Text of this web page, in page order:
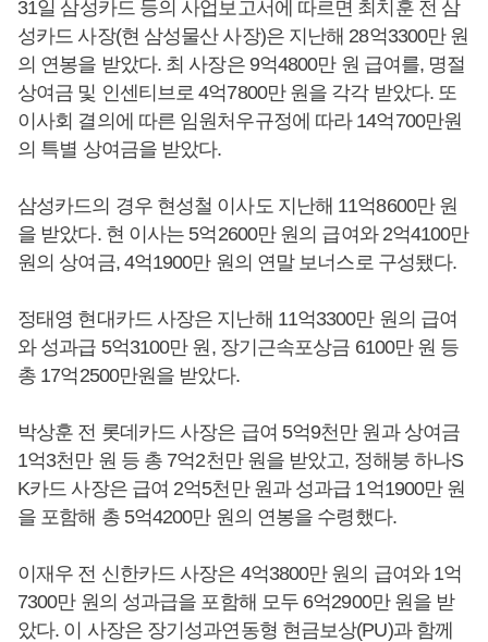
31일 삼성카드 등의 사업보고서에 따르면 최치훈 전 삼
성카드 사장(현 삼성물산 사장)은 지난해 28억3300만 원
의 연봉을 받았다. 최 사장은 9억4800만 원 급여를, 명절
상여금 및 인센티브로 4억7800만 원을 각각 받았다. 또
이사회 결의에 따른 임원처우규정에 따라 14억700만원
의 특별 상여금을 받았다.
삼성카드의 경우 현성철 이사도 지난해 11억8600만 원
을 받았다. 현 이사는 5억2600만 원의 급여와 2억4100만
원의 상여금, 4억1900만 원의 연말 보너스로 구성됐다.
정태영 현대카드 사장은 지난해 11억3300만 원의 급여
와 성과급 5억3100만 원, 장기근속포상금 6100만 원 등
총 17억2500만원을 받았다.
박상훈 전 롯데카드 사장은 급여 5억9천만 원과 상여금
1억3천만 원 등 총 7억2천만 원을 받았고, 정해붕 하나S
K카드 사장은 급여 2억5천만 원과 성과급 1억1900만 원
을 포함해 총 5억4200만 원의 연봉을 수령했다.
이재우 전 신한카드 사장은 4억3800만 원의 급여와 1억
7300만 원의 성과급을 포함해 모두 6억2900만 원을 받
았다. 이 사장은 장기성과연동형 현금보상(PU)과 함께